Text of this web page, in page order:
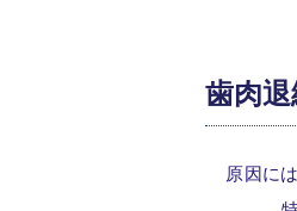
歯肉
原因に